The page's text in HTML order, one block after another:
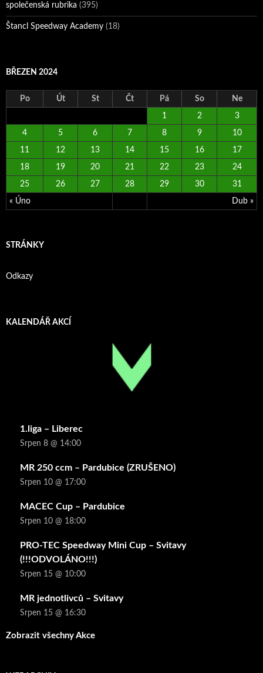
společenská rubrika (395)
Štancl Speedway Academy (18)
BŘEZEN 2024
Po Út St Čt Pá So Ne
« Úno Dub »
1 2 3
4 5 6 7 8 9 10
11 12 13 14 15 16 17
18 19 20 21 22 23 24
25 26 27 28 29 30 31
STRÁNKY
Odkazy
KALENDÁŘ AKCÍ
1.liga – Liberec
Srpen 8 @ 14:00
MR 250 ccm – Pardubice (ZRUŠENO)
Srpen 10 @ 17:00
MACEC Cup – Pardubice
Srpen 10 @ 18:00
PRO-TEC Speedway Mini Cup – Svitavy
(!!!ODVOLÁNO!!!)
Srpen 15 @ 10:00
MR jednotlivců – Svitavy
Srpen 15 @ 16:30
Zobrazit všechny Akce